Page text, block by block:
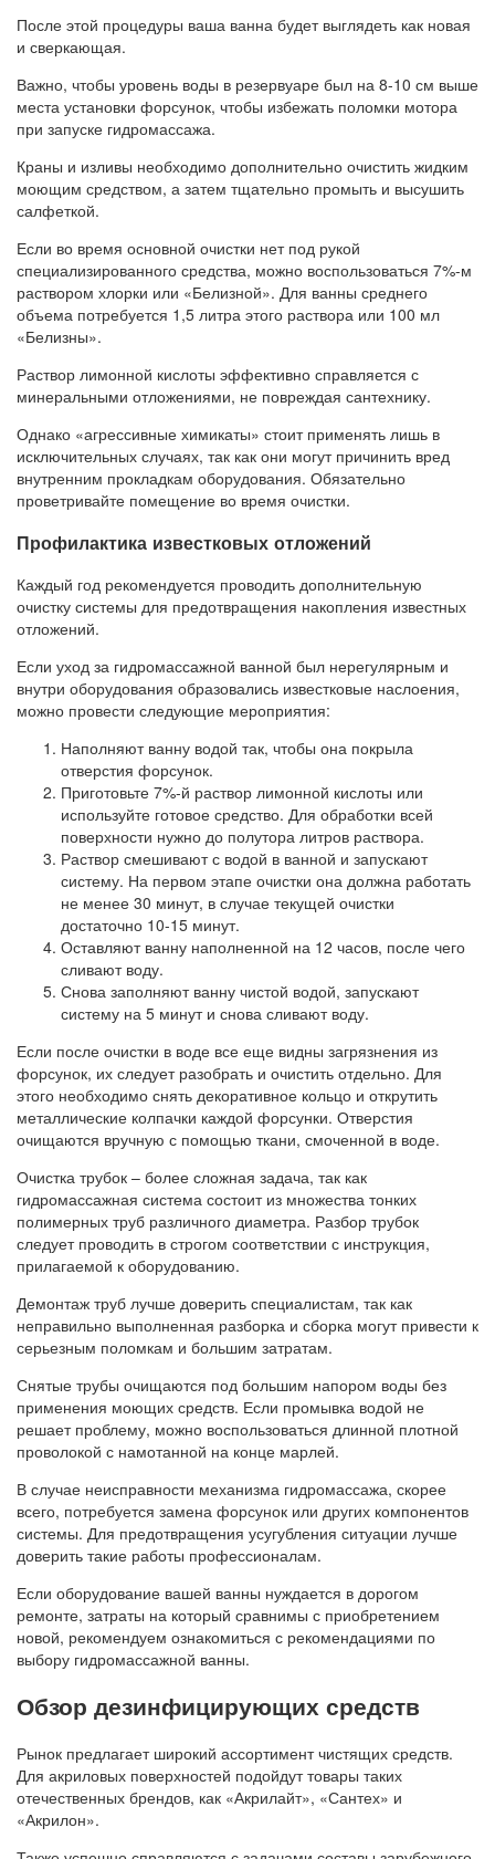
После этой процедуры ваша ванна будет выглядеть как новая
и сверкающая.
Важно, чтобы уровень воды в резервуаре был на 8-10 см выше
места установки форсунок, чтобы избежать поломки мотора
при запуске гидромассажа.
Краны и изливы необходимо дополнительно очистить жидким
моющим средством, а затем тщательно промыть и высушить
салфеткой.
Если во время основной очистки нет под рукой
специализированного средства, можно воспользоваться 7%-м
раствором хлорки или «Белизной». Для ванны среднего
объема потребуется 1,5 литра этого раствора или 100 мл
«Белизны».
Раствор лимонной кислоты эффективно справляется с
минеральными отложениями, не повреждая сантехнику.
Однако «агрессивные химикаты» стоит применять лишь в
исключительных случаях, так как они могут причинить вред
внутренним прокладкам оборудования. Обязательно
проветривайте помещение во время очистки.
Профилактика известковых отложений
Каждый год рекомендуется проводить дополнительную
очистку системы для предотвращения накопления известных
отложений.
Если уход за гидромассажной ванной был нерегулярным и
внутри оборудования образовались известковые наслоения,
можно провести следующие мероприятия:
Наполняют ванну водой так, чтобы она покрыла
отверстия форсунок.
Приготовьте 7%-й раствор лимонной кислоты или
используйте готовое средство. Для обработки всей
поверхности нужно до полутора литров раствора.
Раствор смешивают с водой в ванной и запускают
систему. На первом этапе очистки она должна работать
не менее 30 минут, в случае текущей очистки
достаточно 10-15 минут.
Оставляют ванну наполненной на 12 часов, после чего
сливают воду.
Снова заполняют ванну чистой водой, запускают
систему на 5 минут и снова сливают воду.
Если после очистки в воде все еще видны загрязнения из
форсунок, их следует разобрать и очистить отдельно. Для
этого необходимо снять декоративное кольцо и открутить
металлические колпачки каждой форсунки. Отверстия
очищаются вручную с помощью ткани, смоченной в воде.
Очистка трубок – более сложная задача, так как
гидромассажная система состоит из множества тонких
полимерных труб различного диаметра. Разбор трубок
следует проводить в строгом соответствии с инструкция,
прилагаемой к оборудованию.
Демонтаж труб лучше доверить специалистам, так как
неправильно выполненная разборка и сборка могут привести к
серьезным поломкам и большим затратам.
Снятые трубы очищаются под большим напором воды без
применения моющих средств. Если промывка водой не
решает проблему, можно воспользоваться длинной плотной
проволокой с намотанной на конце марлей.
В случае неисправности механизма гидромассажа, скорее
всего, потребуется замена форсунок или других компонентов
системы. Для предотвращения усугубления ситуации лучше
доверить такие работы профессионалам.
Если оборудование вашей ванны нуждается в дорогом
ремонте, затраты на который сравнимы с приобретением
новой, рекомендуем ознакомиться с рекомендациями по
выбору гидромассажной ванны.
Обзор дезинфицирующих средств
Рынок предлагает широкий ассортимент чистящих средств.
Для акриловых поверхностей подойдут товары таких
отечественных брендов, как «Акрилайт», «Сантех» и
«Акрилон».